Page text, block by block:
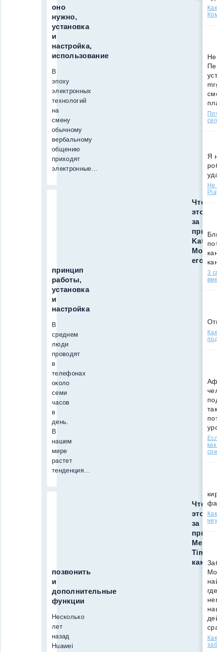
оно
нужно,
установка
и
настройка,
использование
В
эпоху
электронных
технологий
на
смену
обычному
вербальному
общению
приходят
электронные...
Что
это
за
Kate
его
принцип
работы,
установка
и
настройка
В
среднем
люди
проводят
в
телефонах
около
семи
часов
в
день.
В
нашем
мире
растет
тенденция...
Что
это
за
Mee
Time,
как
позвонить
и
дополнительные
функции
Несколько
лет
назад
Huawei
Не
Я
Не
3